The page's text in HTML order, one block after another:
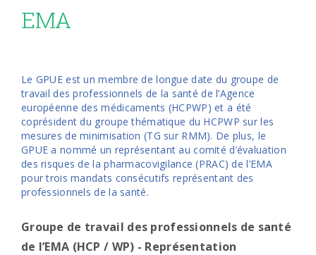
EMA
Le GPUE est un membre de longue date du groupe de
travail des professionnels de la santé de l’Agence
européenne des médicaments (HCPWP) et a été
coprésident du groupe thématique du HCPWP sur les
mesures de minimisation (TG sur RMM). De plus, le
GPUE a nommé un représentant au comité d’évaluation
des risques de la pharmacovigilance (PRAC) de l’EMA
pour trois mandats consécutifs représentant des
professionnels de la santé.
Groupe de travail des professionnels de santé
de l’EMA (HCP / WP) - Représentation